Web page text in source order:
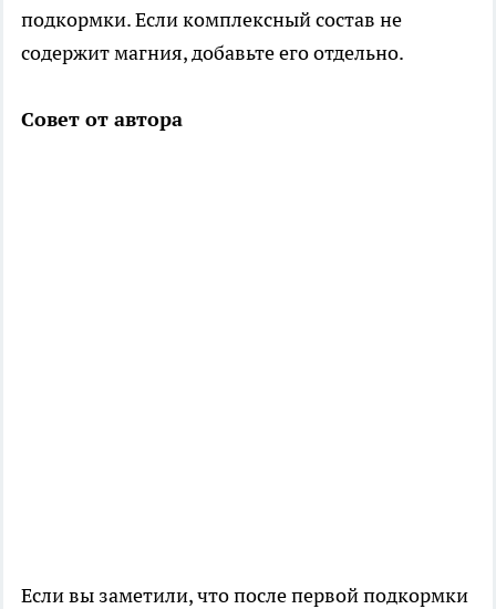
подкормки. Если комплексный состав не
содержит магния, добавьте его отдельно.
Совет от автора
Если вы заметили, что после первой подкормки